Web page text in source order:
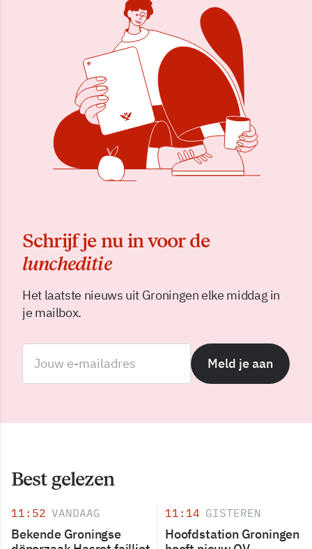
Schrijf je nu in voor de
luncheditie
Het laatste nieuws uit Groningen elke middag in
je mailbox.
Meld je aan
Best gelezen
11:52 VANDAAG
Bekende Groningse
11:14 GISTEREN
Hoofdstation Groningen